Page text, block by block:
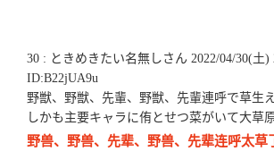
30 : ときめきたい名無しさん 2022/04/30(土)
ID:B22jUA9u
野獣、野獣、先輩、野獣、先輩連呼で草生
しかも主要キャラに侑とせつ菜がいて大草
野兽、野兽、先辈、野兽、先辈连呼太草